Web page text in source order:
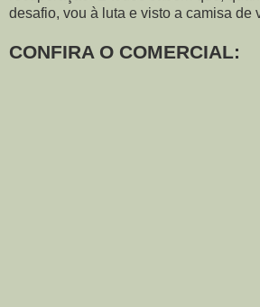
desafio, vou à luta e visto a camisa de
CONFIRA O COMERCIAL: